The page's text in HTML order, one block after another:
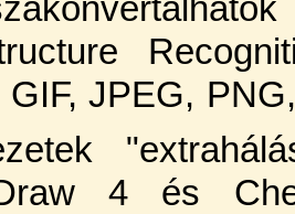
JPEG,
4 és